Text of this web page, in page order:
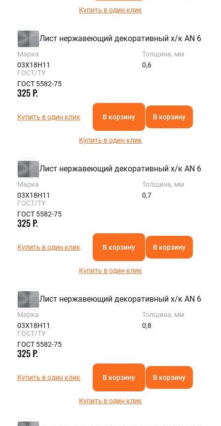
Купить в один клик
Лист нержавеющий декоративный х/к AN 6
Марка
03Х18Н11
Толщина, мм
0,6
ГОСТ/ТУ
ГОСТ 5582-75
325 Р.
Купить в один клик В корзину В корзину
Купить в один клик
Лист нержавеющий декоративный х/к AN 6
Марка
03Х18Н11
Толщина, мм
0,7
ГОСТ/ТУ
ГОСТ 5582-75
325 Р.
Купить в один клик В корзину В корзину
Купить в один клик
Лист нержавеющий декоративный х/к AN 6
Марка
03Х18Н11
Толщина, мм
0,8
ГОСТ/ТУ
ГОСТ 5582-75
325 Р.
Купить в один клик В корзину В корзину
Купить в один клик